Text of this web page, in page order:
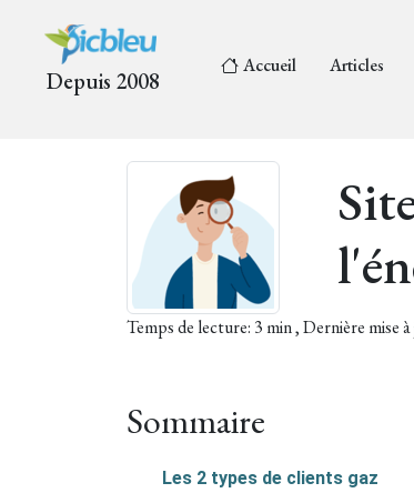
Depuis 2008
Accueil Articles
Temps de lecture: 3 min , Dernière mise
Sommaire
Les 2 types de clients gaz